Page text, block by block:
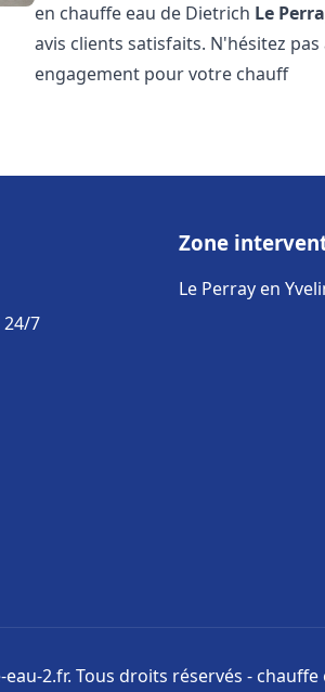
en chauffe eau de Dietrich Le
avis clients satisfaits. N'hésitez
engagement pour votre chauff
7
Zone
Le Perray en
2.fr. Tous droits réservés -